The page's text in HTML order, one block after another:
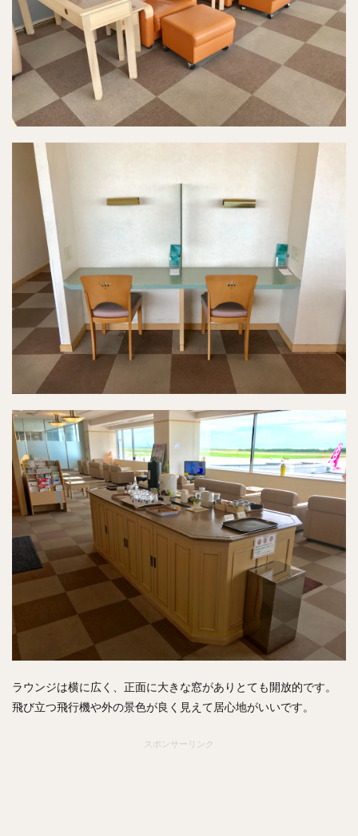
ラウンジは横に広く、正面に大きな窓がありとても開放的です。
飛び立つ飛行機や外の景色が良く見えて居心地がいいです。
スポンサーリンク